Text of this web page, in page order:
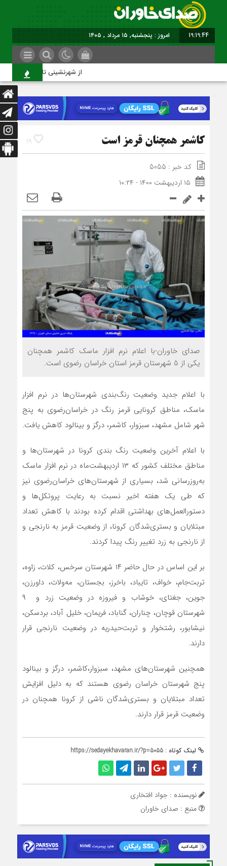
19:19:45 امروز : پنجشنبه, ۱۵ مرداد , ۱۴۰۵
از شهرنشینی تا شهروندی
19 کاشمر همچنان قرمز است
کد خبر : 5055
۱۵ اردیبهشت ۱۴۰۰ - ۱۰:۲۴
صدای خاوران-با اعلام نرم افزار ماسک کاشمر همچنان
یکی از 5 شهرستان قرمز استان خراسان رضوی است.
با اعلام جدید وضعیت رنگ‌بندی شهرستان‌ها در نرم افزار
ماسک، مناطق کرونایی قرمز رنگ در خراسان‌رضوی به پنج
شهر شامل مشهد، سبزوار، کاشمر، درگز و بینالود کاهش یافت.
با اعلام آخرین وضعیت رنگ بندی کرونا در شهرستان‌ها و
مناطق مختلف کشور که ۱۳ اردیبهشت‌ماه در نرم افزار ماسک
به‌روزرسانی شد، بسیاری از شهرستان‌های خراسان‌رضوی نیز
که طی یک هفته اخیر نسبت به رعایت پروتکل‌ها و
دستورالعمل‌های بهداشتی اقدام کرده بودند با کاهش تعداد
مبتلایان و بستری‌شدگان کرونا، از وضعیت قرمز به نارنجی و
از نارنجی به زرد تغییر رنگ پیدا کردند.
بر این اساس در حال حاضر ۱۴ شهرستان سرخس، کلات، زاوه،
تربت‌جام، خواف، تایباد، باخرز، بجستان، مه‌ولات، داورزن،
جوین، جغتای، خوشاب و فیروزه در وضعیت زرد و ۹
شهرستان قوچان، چناران، گناباد، فریمان، خلیل آباد، بردسکن،
نیشابور، رشتخوار و تربت‌حیدریه در وضعیت نارنجی قرار
دارند.
همچنین شهرستان‌های مشهد، سبزوار،کاشمر، درگز و بینالود
پنج شهرستان خراسان رضوی هستند که به دلیل افزایش
تعداد مبتلایان و بستری‌شدگان ناشی از کرونا همچنان در
وضعیت قرمز قرار دارند.
لینک کوتاه : https://sedayekhavaran.ir/?p=5055
نویسنده : جواد افتخاری
منبع : صدای خاوران